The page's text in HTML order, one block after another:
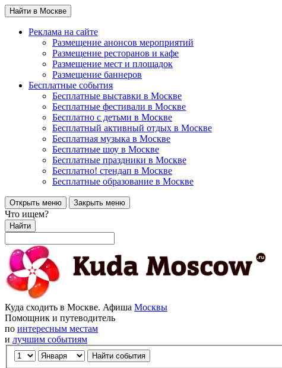
Найти в Москве
Реклама на сайте
Размещение анонсов мероприятий
Размещение ресторанов и кафе
Размещение мест и площадок
Размещение баннеров
Бесплатные события
Бесплатные выставки в Москве
Бесплатные фестивали в Москве
Бесплатно с детьми в Москве
Бесплатный активный отдых в Москве
Бесплатная музыка в Москве
Бесплатные шоу в Москве
Бесплатные праздники в Москве
Бесплатно! стендап в Москве
Бесплатные образование в Москве
Открыть меню Закрыть меню
Что ищем?
Найти
Куда сходить в Москве. Афиша Москвы
Помощник и путеводитель
по интересным местам
и лучшим событиям